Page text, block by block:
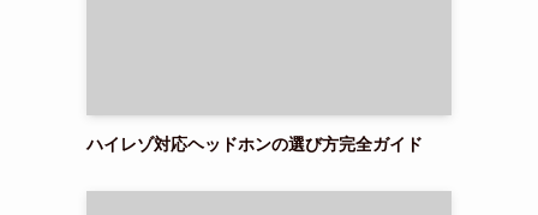
ハイレゾ対応ヘッドホンの選び方完全ガイド